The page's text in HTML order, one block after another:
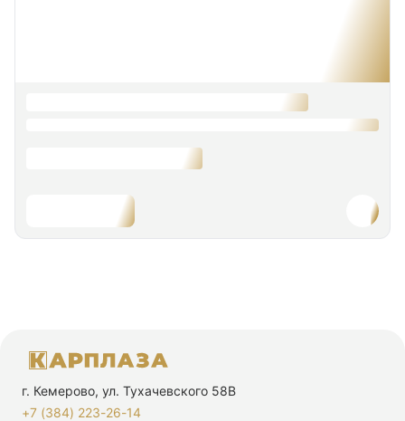
г. Кемерово, ул. Тухачевского 58В
+7 (384) 223-26-14‬